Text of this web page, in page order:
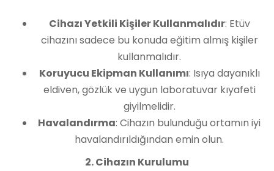
Cihazı Yetkili Kişiler Kullanmalıdır: Etüv
cihazını sadece bu konuda eğitim almış kişiler
kullanmalıdır.
Koruyucu Ekipman Kullanımı: Isıya dayanıklı
eldiven, gözlük ve uygun laboratuvar kıyafeti
giyilmelidir.
Havalandırma: Cihazın bulunduğu ortamın iyi
havalandırıldığından emin olun.
2. Cihazın Kurulumu